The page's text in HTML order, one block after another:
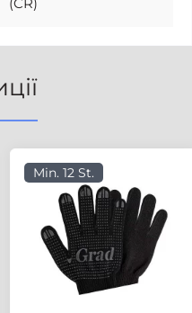
Min. 12 St.